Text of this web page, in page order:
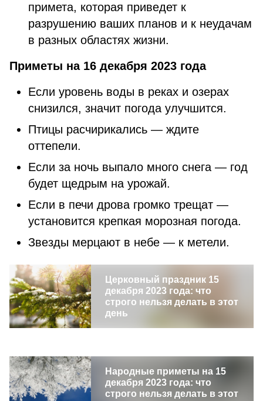
примета, которая приведет к
разрушению ваших планов и к неудачам
в разных областях жизни.
Приметы на 16 декабря 2023 года
Если уровень воды в реках и озерах
снизился, значит погода улучшится.
Птицы расчирикались — ждите
оттепели.
Если за ночь выпало много снега — год
будет щедрым на урожай.
Если в печи дрова громко трещат —
установится крепкая морозная погода.
Звезды мерцают в небе — к метели.
Церковный праздник 15
декабря 2023 года: что
строго нельзя делать в этот
день
Народные приметы на 15
декабря 2023 года: что
строго нельзя делать в этот